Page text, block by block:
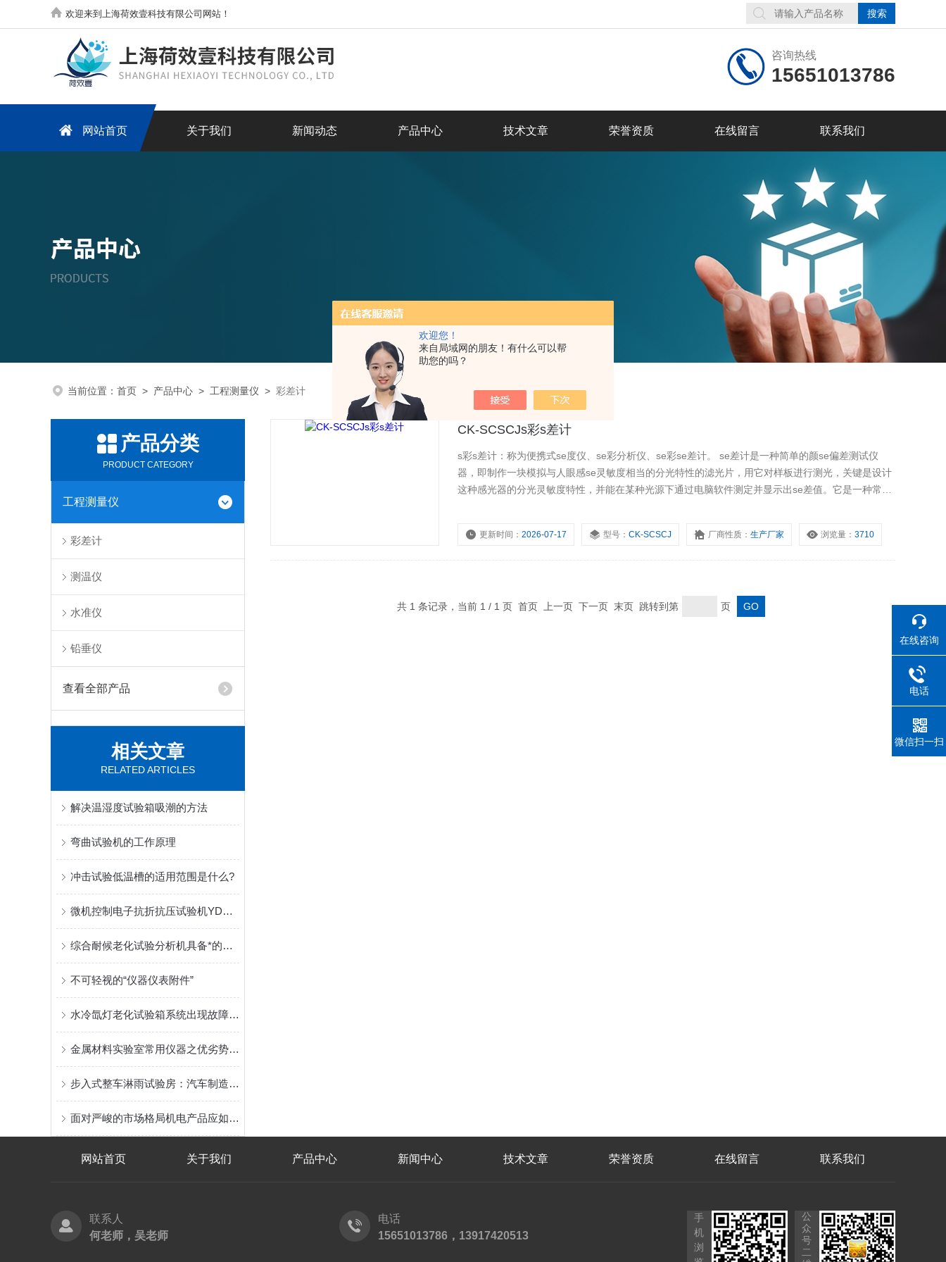
欢迎您！
来自局域网的朋友！有什么可以帮
助您的吗？
欢迎来到上海荷效壹科技有限公司网站！
咨询热线
15651013786
网站首页 关于我们 新闻动态 产品中心 技术文章 荣誉资质 在线留言 联系我们
当前位置： 首页 > 产品中心 > 工程测量仪 > 彩差计
产品分类
PRODUCT CATEGORY
工程测量仪
彩差计
测温仪
水准仪
铅垂仪
查看全部产品
相关文章
RELATED ARTICLES
解决温湿度试验箱吸潮的方法
弯曲试验机的工作原理
冲击试验低温槽的适用范围是什么?
微机控制电子抗折抗压试验机YDW-10型如何使用
综合耐候老化试验分析机具备*的安全保护装置
不可轻视的“仪器仪表附件”
水冷氙灯老化试验箱系统出现故障的原因排查-CK
金属材料实验室常用仪器之优劣势_上海荷效壹供
步入式整车淋雨试验房：汽车制造与质量检测的关键环节
面对严峻的市场格局机电产品应如何“破壁”和“攻垒”
CK-SCSCJs彩s差计
s彩s差计：称为便携式se度仪、se彩分析仪、se彩se差计。 se差计是一种简单的颜se偏差测试仪
器，即制作一块模拟与人眼感se灵敏度相当的分光特性的滤光片，用它对样板进行测光，关键是设计
这种感光器的分光灵敏度特性，并能在某种光源下通过电脑软件测定并显示出se差值。它是一种常规
更新时间：2026-07-17 型号：CK-SCSCJ 厂商性质：生产厂家 浏览量：3710
共 1 条记录，当前 1 / 1 页 首页 上一页 下一页 末页 跳转到第 页
网站首页 关于我们 产品中心 新闻中心 技术文章 荣誉资质 在线留言 联系我们
联系人
何老师，吴老师
电话
15651013786，13917420513
手
机
浏
公
众
号
二
在线咨询
电话
微信扫一扫